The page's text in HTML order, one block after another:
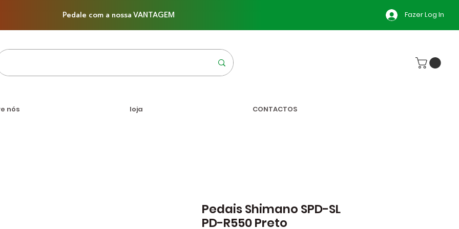
Pedale com a nossa VANTAGEM Fazer Log In
nós loja CONTACTOS
Pedais Shimano SPD-SL
PD-R550 Preto